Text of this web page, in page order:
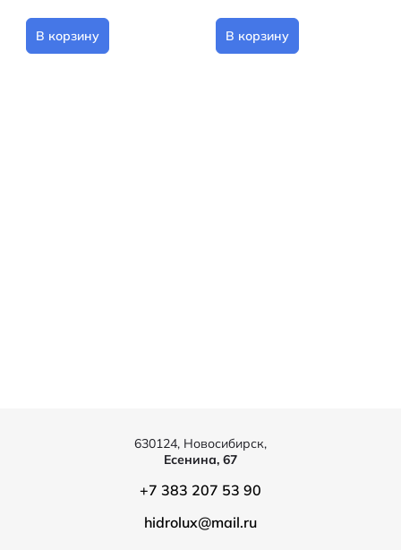
В корзину В корзину
630124, Новосибирск,
Есенина, 67
+7 383 207 53 90
hidrolux@mail.ru